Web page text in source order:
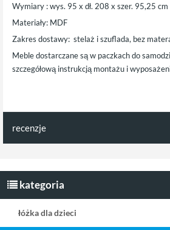
Wymiary : wys. 95 x dł. 208 x szer. 95,25 cm
Materiały: MDF
Zakres dostawy: stelaż i szuflada, bez
Meble dostarczane są w paczkach do
szczegółową instrukcją montażu i
recenzje
Napisz pierwszą recenzję jako klient!
kategoria
łóżka dla dzieci